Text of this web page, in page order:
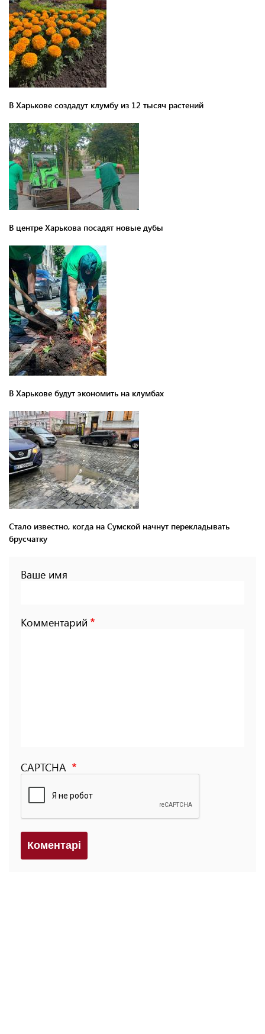
В Харькове создадут клумбу из 12 тысяч растений
В центре Харькова посадят новые дубы
В Харькове будут экономить на клумбах
Стало известно, когда на Сумской начнут перекладывать
брусчатку
Ваше имя
Комментарий
CAPTCHA
Коментарi